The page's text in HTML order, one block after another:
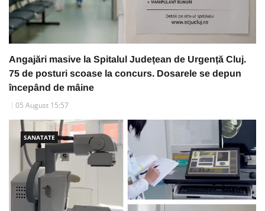
Angajări masive la Spitalul Județean de Urgență Cluj.
75 de posturi scoase la concurs. Dosarele se depun
începând de mâine
05 August 15:57
SANATATE